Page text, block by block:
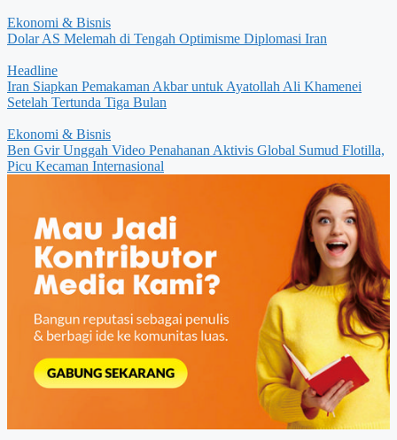
Ekonomi & Bisnis
Dolar AS Melemah di Tengah Optimisme Diplomasi Iran
Headline
Iran Siapkan Pemakaman Akbar untuk Ayatollah Ali Khamenei
Setelah Tertunda Tiga Bulan
Ekonomi & Bisnis
Ben Gvir Unggah Video Penahanan Aktivis Global Sumud Flotilla,
Picu Kecaman Internasional